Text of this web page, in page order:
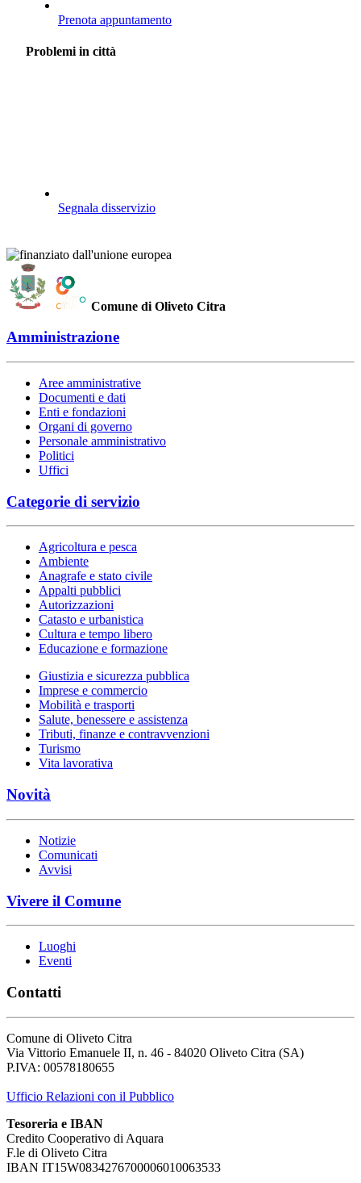
Prenota appuntamento
Problemi in città
Segnala disservizio
Comune di Oliveto Citra
Amministrazione
Aree amministrative
Documenti e dati
Enti e fondazioni
Organi di governo
Personale amministrativo
Politici
Uffici
Categorie di servizio
Agricoltura e pesca
Ambiente
Anagrafe e stato civile
Appalti pubblici
Autorizzazioni
Catasto e urbanistica
Cultura e tempo libero
Educazione e formazione
Giustizia e sicurezza pubblica
Imprese e commercio
Mobilità e trasporti
Salute, benessere e assistenza
Tributi, finanze e contravvenzioni
Turismo
Vita lavorativa
Novità
Notizie
Comunicati
Avvisi
Vivere il Comune
Luoghi
Eventi
Contatti
Comune di Oliveto Citra
Via Vittorio Emanuele II, n. 46 - 84020 Oliveto Citra (SA)
P.IVA: 00578180655
Ufficio Relazioni con il Pubblico
Tesoreria e IBAN
Credito Cooperativo di Aquara
F.le di Oliveto Citra
IBAN IT15W0834276700006010063533